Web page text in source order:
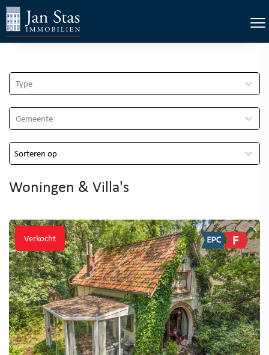
×
Type
Gemeente
Woningen & Villa's
Sorteren op
Verkocht